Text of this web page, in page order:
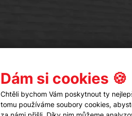
Dám si cookies 🍪
Chtěli bychom Vám poskytnout ty
tomu používáme soubory cookies,